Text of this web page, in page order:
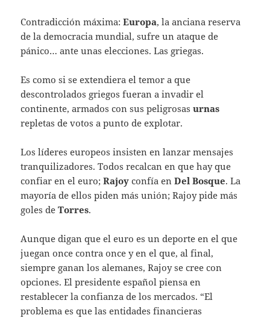
Contradicción máxima:Europa, la anciana reserva
de la democracia mundial, sufre un ataque de
pánico… ante unas elecciones. Las griegas.
Es como si se extendiera el temor a que
descontrolados griegos fueran a invadir el
continente, armados con sus peligrosasurnas
repletas de votos a punto de explotar.
Los líderes europeos insisten en lanzar mensajes
tranquilizadores. Todos recalcan en que hay que
confiar en el euro;Rajoy confía enDel Bosque. La
mayoría de ellos piden más unión; Rajoy pide más
goles deTorres.
Aunque digan que el euro es un deporte en el que
juegan once contra once y en el que, al final,
siempre ganan los alemanes, Rajoy se cree con
opciones. El presidente español piensa en
restablecer la confianza de los mercados. “El
problema es que las entidades financieras